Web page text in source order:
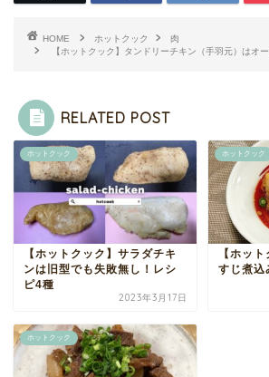
HOME ホットクック
肉
【ホットクック】タンドリーチキン（手羽元）はオ
RELATED POST
ホットクック
【ホットクック】サラダチキ
ンは旧型でも失敗無し！レシ
ピ4種
2023年3月17日
ホットクック
【ホッ
すじ煮込
ホットクック